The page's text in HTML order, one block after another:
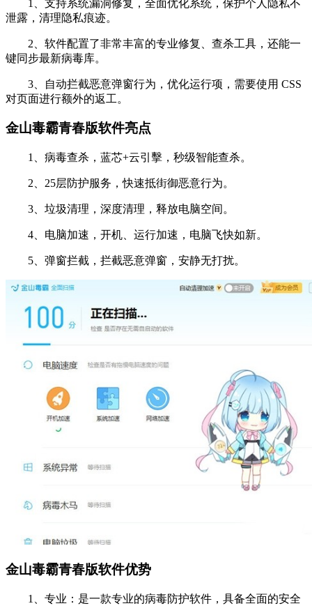
1、支持系统漏洞修复，全面优化系统，保护个人隐私不
泄露，清理隐私痕迹。
2、软件配置了非常丰富的专业修复、查杀工具，还能一
键同步最新病毒库。
3、自动拦截恶意弹窗行为，优化运行项，需要使用 CSS
对页面进行额外的返工。
金山毒霸青春版软件亮点
1、病毒查杀，蓝芯+云引擊，秒级智能查杀。
2、25层防护服务，快速抵街御恶意行为。
3、垃圾清理，深度清理，释放电脑空间。
4、电脑加速，开机、运行加速，电脑飞快如新。
5、弹窗拦截，拦截恶意弹窗，安静无打扰。
金山毒霸青春版软件优势
1、专业：是一款专业的病毒防护软件，具备全面的安全